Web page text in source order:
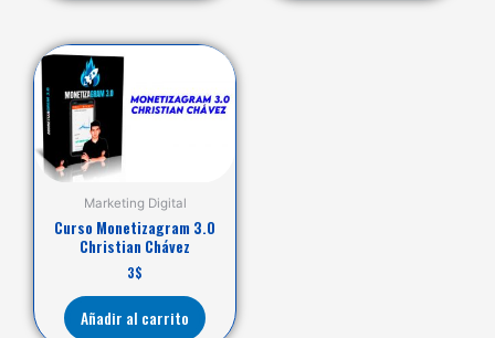
Marketing Digital
Curso Monetizagram 3.0
Christian Chávez
3$
Añadir al carrito